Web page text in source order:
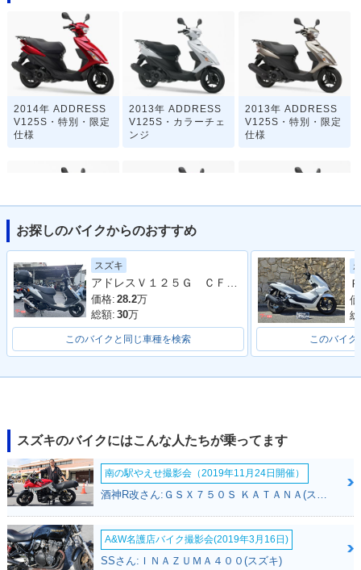
2014年 ADDRESS
V125S・特別・限定
仕様
2013年 ADDRESS
V125S・カラーチェ
ンジ
2013年 ADDRESS
V125S・特別・限定
仕様
2012年 ADDRESS
V125S・カラーチェ
ンジ
仕様
2011年 ADDRESS
V125S・特別・限定
仕様
お探しのバイクからのおすすめ
スズキ
アドレスＶ１２５Ｇ ＣＦ４６Ａ型 ヨシムラマフラー スクリーン サイドバイザー リアボックス 整備 保証 自賠責保険
価格: 28.2万
総額: 30万
このバイクと同じ車種を検索 このバイク
スズキのバイクにはこんな人たちが乗ってます
南の駅やえせ撮影会（2019年11月24日開催）
A&W名護店バイク撮影会(2019年3月16日)
SSさん:ＩＮＡＺＵＭＡ４００(スズキ)